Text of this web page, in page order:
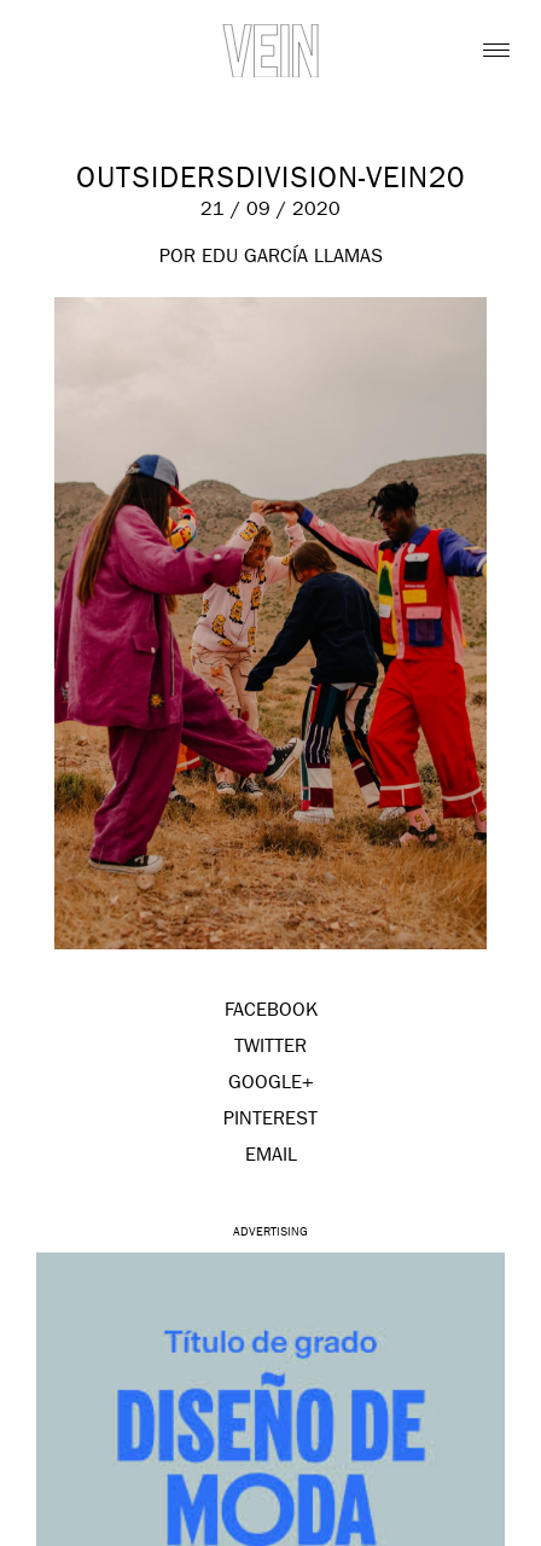
OUTSIDERSDIVISION-VEIN20
21 / 09 / 2020
POR EDU GARCÍA LLAMAS
FACEBOOK
TWITTER
GOOGLE+
PINTEREST
EMAIL
ADVERTISING